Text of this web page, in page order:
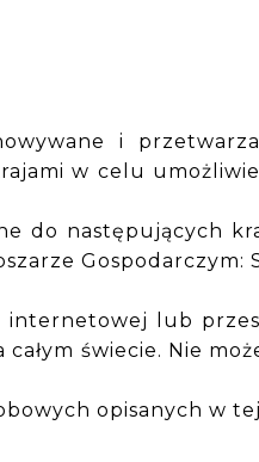
i
w celu
do następujących
Gospodarczym:
lub
świecie. Nie
opisanych w